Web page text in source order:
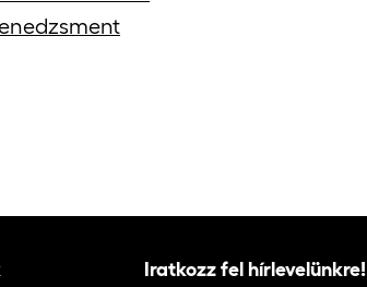
Iratkozz fel hírlevelünkre!